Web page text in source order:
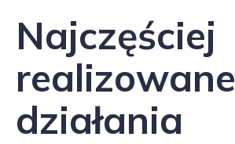
Najczęściej
realizowane
działania